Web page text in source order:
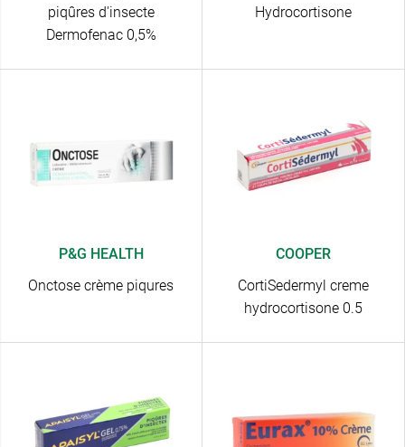
piqûres d'insecte
Dermofenac 0,5%
Hydrocortisone
P&G HEALTH
Onctose crème piqures
COOPER
CortiSedermyl creme
hydrocortisone 0.5